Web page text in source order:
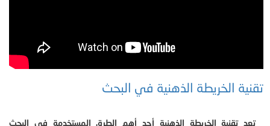
تقنية الخريطة الذهنية في البحث
تعد تقنية الخريطة الذهنية أحد أهم الطرق المستخدمة في البحث